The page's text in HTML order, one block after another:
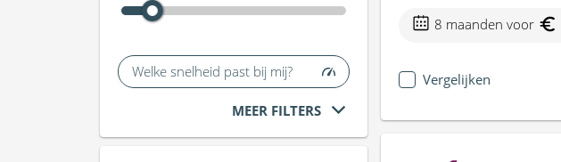
Welke snelheid past bij mij?
MEER FILTERS
8 maanden voor
Vergelijken